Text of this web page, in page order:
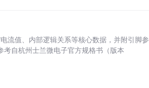
流值、内部逻辑关系等核心数据，并附引脚参
自杭州士兰微电子官方规格书（版本